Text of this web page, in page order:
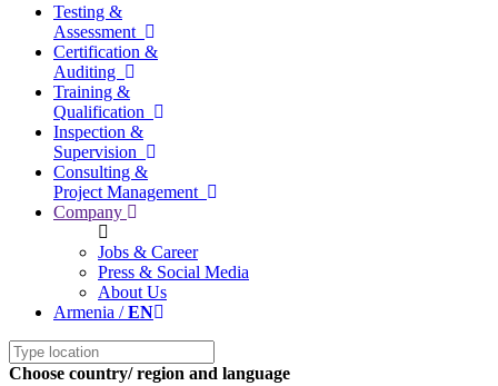
Testing &
Assessment
Certification &
Auditing
Training &
Qualification
Inspection &
Supervision
Consulting &
Project Management
Company
Jobs & Career
Press & Social Media
About Us
Armenia /EN
Choose country/ region and language